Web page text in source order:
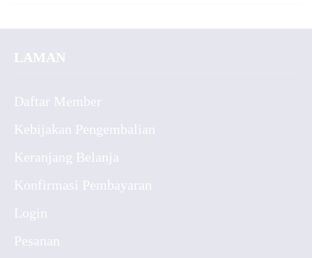
LAMAN
Daftar Member
Kebijakan Pengembalian
Keranjang Belanja
Konfirmasi Pembayaran
Login
Pesanan